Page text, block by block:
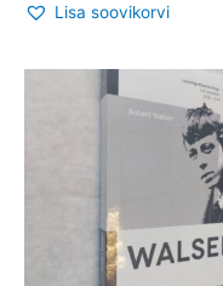
Lisa soovikorvi